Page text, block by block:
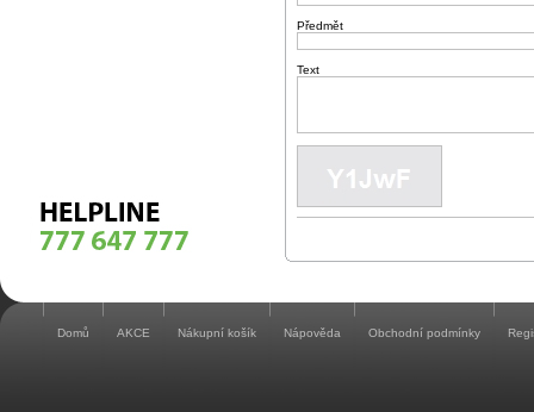
Předmět
Text
Domů AKCE Nákupní košík Nápověda Obchodní podmínky